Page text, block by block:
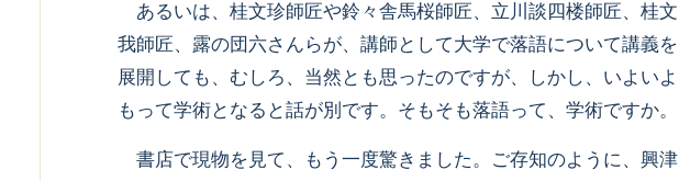
あるいは、桂文珍師匠や鈴々舎馬桜師匠、立川談四楼師匠、桂文
我師匠、露の団六さんらが、講師として大学で落語について講義を
展開しても、むしろ、当然とも思ったのですが、しかし、いよいよ
もって学術となると話が別です。そもそも落語って、学術ですか。
書店で現物を見て、もう一度驚きました。ご存知のように、興津